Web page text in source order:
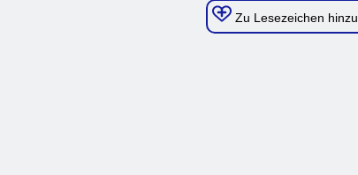
Zu Lesezeichen